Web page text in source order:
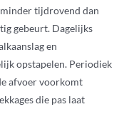
tijdrovend dan
gebeurt. Dagelijks
en
opstapelen. Periodiek
afvoer voorkomt
die pas laat